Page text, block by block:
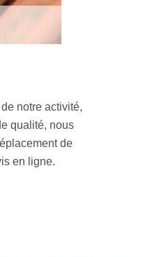
notre activité,
qualité, nous
de
en ligne.